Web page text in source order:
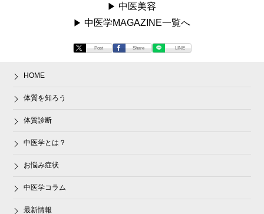
中医美容
中医学MAGAZINE一覧へ
Post Share LINE
HOME
体質を知ろう
体質診断
中医学とは？
お悩み症状
中医学コラム
最新情報